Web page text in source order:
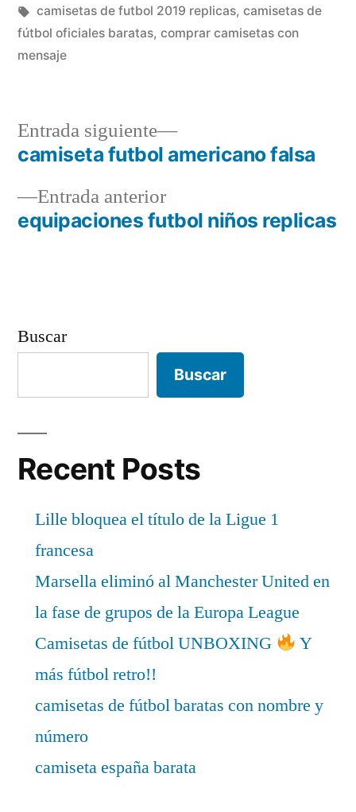
en
Etiquetas:
camisetas de futbol 2019 replicas, camisetas de
fútbol oficiales baratas, comprar camisetas con
mensaje
Navegación
de
entradas
Entrada anteriorEntrada
anterior:
equipaciones futbol niños replicas
Entrada siguiente
Entrada
siguiente:
camiseta futbol americano falsa
Buscar
Buscar
Recent Posts
Lille bloquea el título de la Ligue 1
francesa
Marsella eliminó al Manchester United en
la fase de grupos de la Europa League
Camisetas de fútbol UNBOXING
Y
más fútbol retro!!
camisetas de fútbol baratas con nombre y
número
camiseta españa barata